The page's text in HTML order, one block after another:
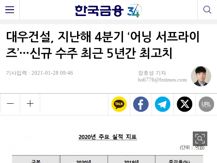
대우건설, 지난해 4분기 ‘어닝 서프라이
즈’…신규 수주 최근 5년간 최고치
기사입력 : 2021-01-28 09:46
장호성 기자
hs6776@fntimes.com